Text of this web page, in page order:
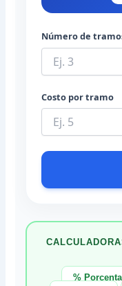
Número de
Costo por tramo
%